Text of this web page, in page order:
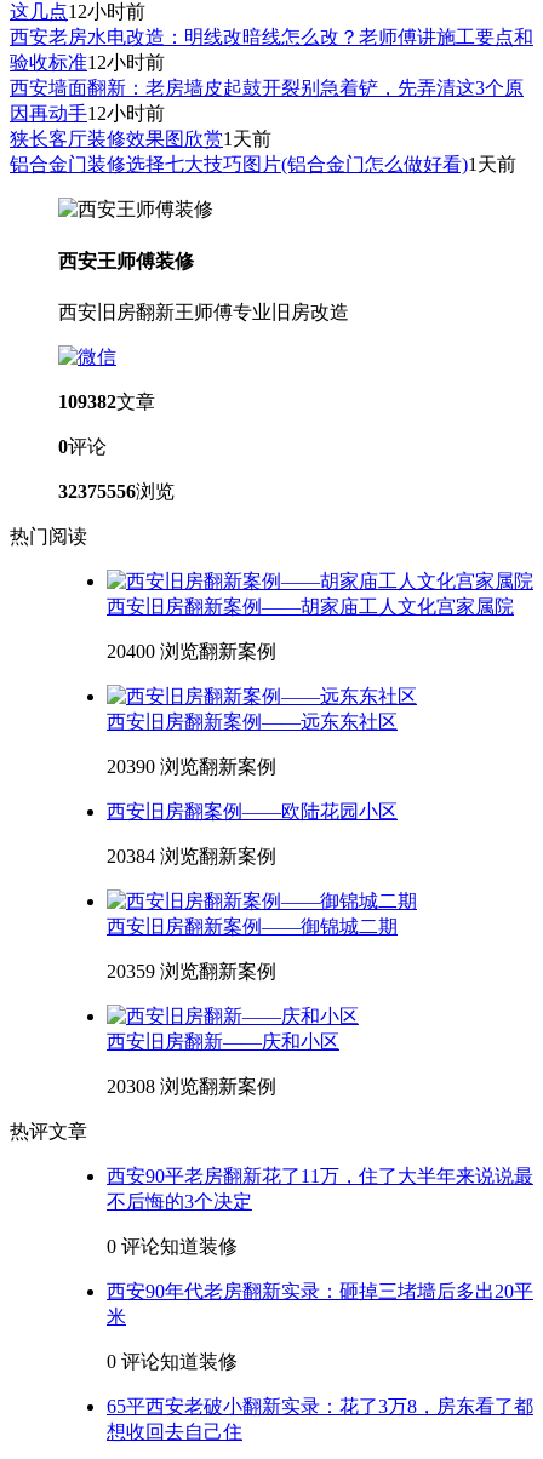
这几点12小时前
西安老房水电改造：明线改暗线怎么改？老师傅讲施工要点和
验收标准12小时前
西安墙面翻新：老房墙皮起鼓开裂别急着铲，先弄清这3个原
因再动手12小时前
狭长客厅装修效果图欣赏1天前
铝合金门装修选择七大技巧图片(铝合金门怎么做好看)1天前
西安王师傅装修
西安旧房翻新王师傅专业旧房改造
109382文章
0评论
32375556浏览
热门阅读
西安旧房翻新案例——胡家庙工人文化宫家属院
20400 浏览翻新案例
西安旧房翻新案例——远东东社区
20390 浏览翻新案例
西安旧房翻案例——欧陆花园小区
20384 浏览翻新案例
西安旧房翻新案例——御锦城二期
20359 浏览翻新案例
西安旧房翻新——庆和小区
20308 浏览翻新案例
热评文章
西安90平老房翻新花了11万，住了大半年来说说最
不后悔的3个决定
0 评论知道装修
西安90年代老房翻新实录：砸掉三堵墙后多出20平
米
0 评论知道装修
65平西安老破小翻新实录：花了3万8，房东看了都
想收回去自己住